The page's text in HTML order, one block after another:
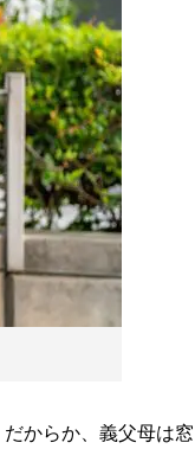
からか、義父母は窓